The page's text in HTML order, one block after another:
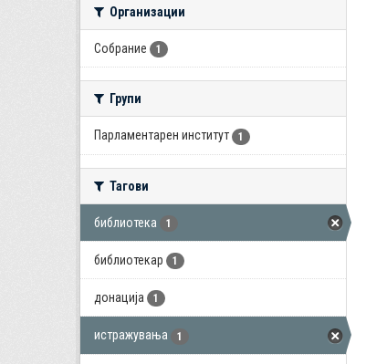
Организации
Собрание 1
Групи
Парламентарен институт 1
Тагови
библиотека 1
библиотекар 1
донација 1
истражувања 1